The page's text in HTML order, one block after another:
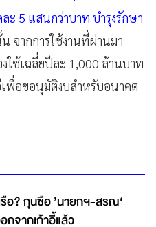
ะ 5 แสนกว่าบาท บำรุงรักษา
จากการใช้งานที่ผ่านมา
ใช้เฉลี่ยปีละ 1,000 ล้านบาท
พื่อขอนุมัติงบสำหรับอนาคต
? กุนซือ ’นายกฯ-สรณ‘
จากเก้าอี้แล้ว